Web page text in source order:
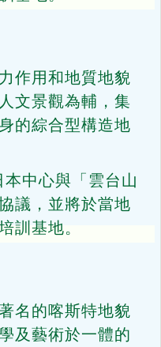
作用和地質地貌
文景觀為輔，集
的綜合型構造地
中心與「雲台山
議，並將於當地
訓基地。
名的喀斯特地貌
及藝術於一體的